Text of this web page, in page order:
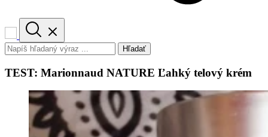
Hľadať
TEST: Marionnaud NATURE Ľahký telový krém